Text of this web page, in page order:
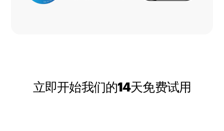
立即开始我们的14天免费试用